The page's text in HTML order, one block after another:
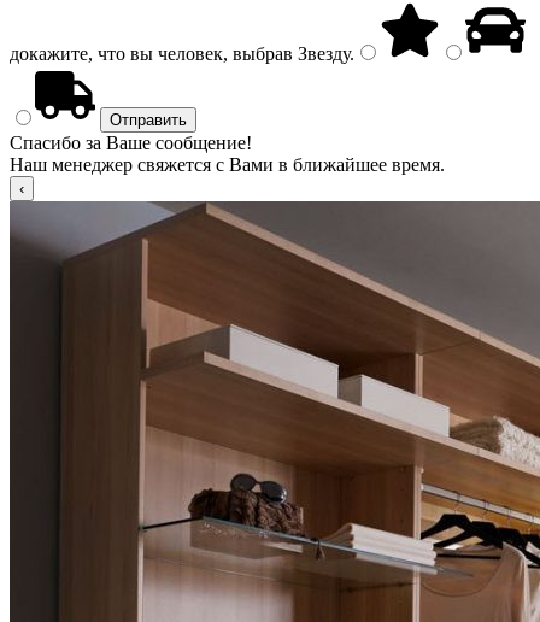
докажите, что вы человек, выбрав Звезду.
Спасибо за Ваше сообщение!
Наш менеджер свяжется с Вами в ближайшее время.